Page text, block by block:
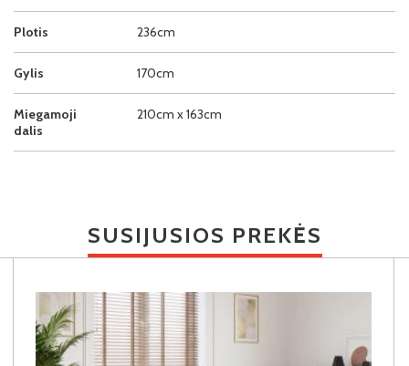
Plotis 236cm
Gylis 170cm
Miegamoji
dalis
210cm x 163cm
SUSIJUSIOS PREKĖS